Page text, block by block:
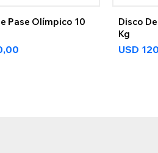
Pase Olímpico 10
Disco
Kg
USD